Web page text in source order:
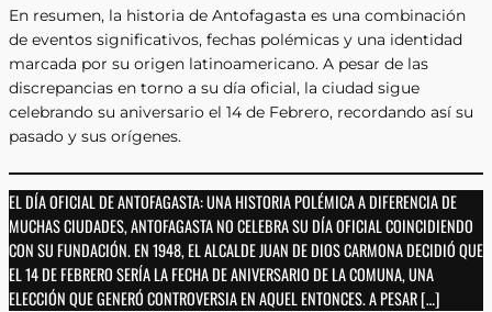
En resumen, la historia de Antofagasta es una combinación
de eventos significativos, fechas polémicas y una identidad
marcada por su origen latinoamericano. A pesar de las
discrepancias en torno a su día oficial, la ciudad sigue
celebrando su aniversario el 14 de Febrero, recordando así su
pasado y sus orígenes.
EL DÍA OFICIAL DE ANTOFAGASTA: UNA HISTORIA POLÉMICA A DIFERENCIA DE
MUCHAS CIUDADES, ANTOFAGASTA NO CELEBRA SU DÍA OFICIAL COINCIDIENDO
CON SU FUNDACIÓN. EN 1948, EL ALCALDE JUAN DE DIOS CARMONA DECIDIÓ QUE
EL 14 DE FEBRERO SERÍA LA FECHA DE ANIVERSARIO DE LA COMUNA, UNA
ELECCIÓN QUE GENERÓ CONTROVERSIA EN AQUEL ENTONCES. A PESAR […]